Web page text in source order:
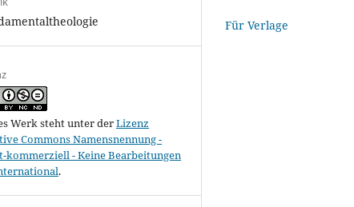
Werk steht unter derLizenz
Commons Namensnennung -
kommerziell - Keine Bearbeitungen
.
Für Verlage